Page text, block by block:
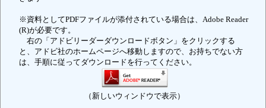
※資料としてPDFファイルが添付されている場合は、Adobe Reader
(R)が必要です。
右の「アドビリーダーダウンロードボタン」をクリックする
と、アドビ社のホームページへ移動しますので、お持ちでない方
は、手順に従ってダウンロードを行ってください。
（新しいウィンドウで表示）